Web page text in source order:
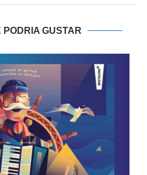
PODRIA GUSTAR